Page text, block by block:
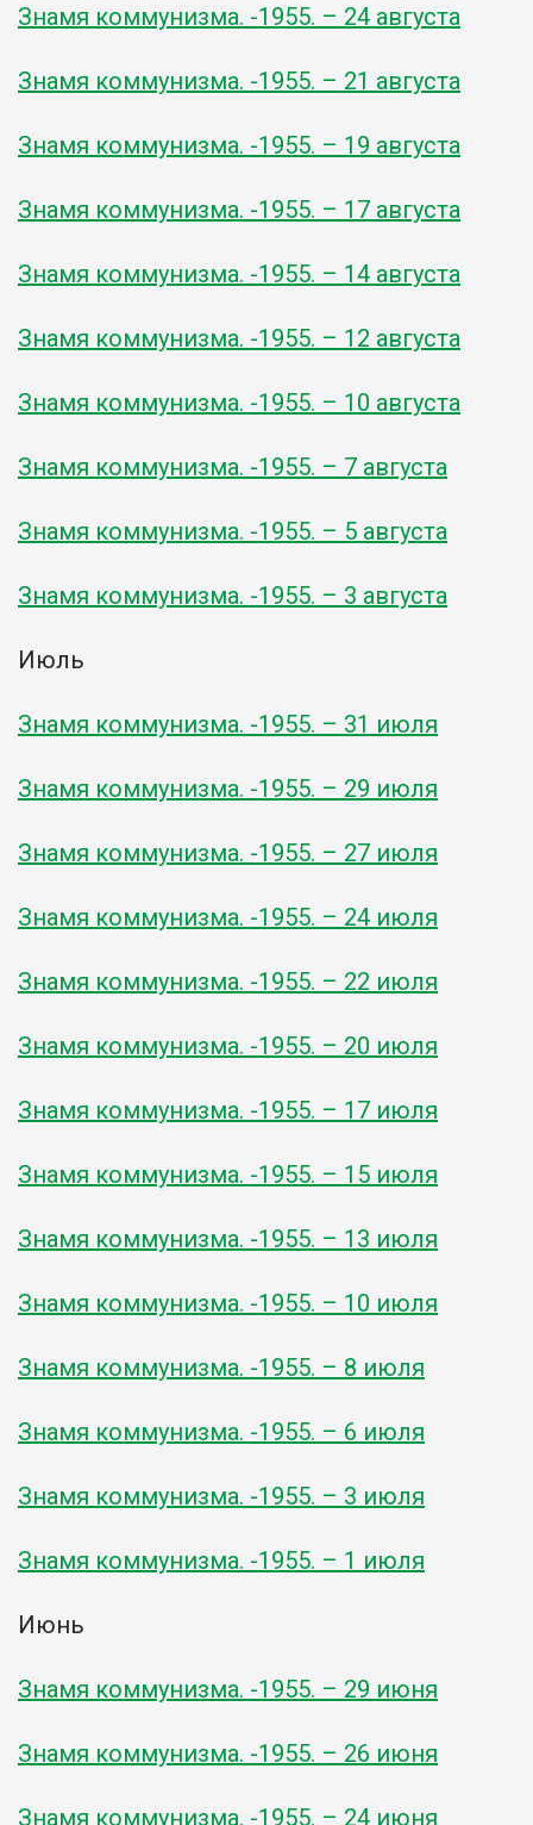
Знамя коммунизма. -1955. – 24 августа
Знамя коммунизма. -1955. – 21 августа
Знамя коммунизма. -1955. – 19 августа
Знамя коммунизма. -1955. – 17 августа
Знамя коммунизма. -1955. – 14 августа
Знамя коммунизма. -1955. – 12 августа
Знамя коммунизма. -1955. – 10 августа
Знамя коммунизма. -1955. – 7 августа
Знамя коммунизма. -1955. – 5 августа
Знамя коммунизма. -1955. – 3 августа
Июль
Знамя коммунизма. -1955. – 31 июля
Знамя коммунизма. -1955. – 29 июля
Знамя коммунизма. -1955. – 27 июля
Знамя коммунизма. -1955. – 24 июля
Знамя коммунизма. -1955. – 22 июля
Знамя коммунизма. -1955. – 20 июля
Знамя коммунизма. -1955. – 17 июля
Знамя коммунизма. -1955. – 15 июля
Знамя коммунизма. -1955. – 13 июля
Знамя коммунизма. -1955. – 10 июля
Знамя коммунизма. -1955. – 8 июля
Знамя коммунизма. -1955. – 6 июля
Знамя коммунизма. -1955. – 3 июля
Знамя коммунизма. -1955. – 1 июля
Июнь
Знамя коммунизма. -1955. – 29 июня
Знамя коммунизма. -1955. – 26 июня
Знамя коммунизма. -1955. – 24 июня